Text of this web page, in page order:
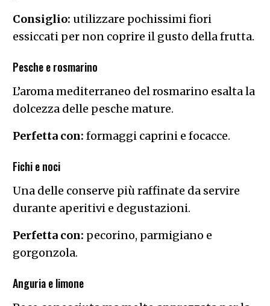
Consiglio: utilizzare pochissimi fiori
essiccati per non coprire il gusto della frutta.
Pesche e rosmarino
L’aroma mediterraneo del rosmarino esalta la
dolcezza delle pesche mature.
Perfetta con: formaggi caprini e focacce.
Fichi e noci
Una delle conserve più raffinate da servire
durante aperitivi e degustazioni.
Perfetta con: pecorino, parmigiano e
gorgonzola.
Anguria e limone